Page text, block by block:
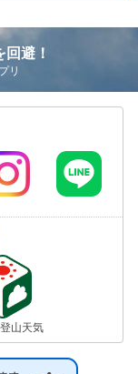
避！
リ
山天気